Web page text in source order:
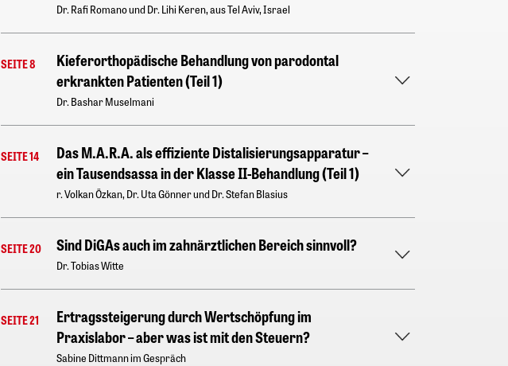
Dr. Rafi Romano und Dr. Lihi Keren, aus Tel Aviv, Israel
SEITE 8
Kieferorthopädische Behandlung von parodontal
erkrankten Patienten (Teil 1)
Dr. Bashar Muselmani
SEITE 14
Das M.A.R.A. als effiziente Distalisierungsapparatur –
ein Tausendsassa in der Klasse II-Behandlung (Teil 1)
r. Volkan Özkan, Dr. Uta Gönner und Dr. Stefan Blasius
SEITE 20 Sind DiGAs auch im zahnärztlichen Bereich sinnvoll?
Dr. Tobias Witte
SEITE 21
Ertragssteigerung durch Wertschöpfung im
Praxislabor – aber was ist mit den Steuern?
Sabine Dittmann im Gespräch